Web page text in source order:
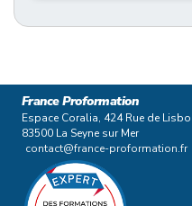
France Proformation
Espace Coralia, 424 Rue de
83500 La Seyne sur Mer
contact@france-proformation.fr